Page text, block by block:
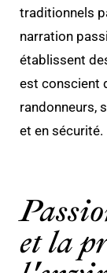
traditionnels
narration
établissent
est conscient
randonneurs,
et en sécurité.
et la